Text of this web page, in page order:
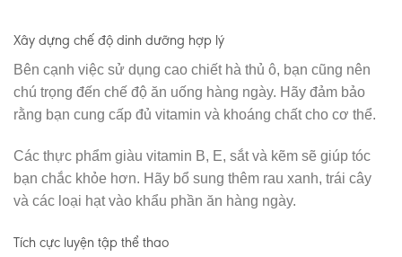
Xây dựng chế độ dinh dưỡng hợp lý
Bên cạnh việc sử dụng cao chiết hà thủ ô, bạn cũng nên
chú trọng đến chế độ ăn uống hàng ngày. Hãy đảm bảo
rằng bạn cung cấp đủ vitamin và khoáng chất cho cơ thể.
Các thực phẩm giàu vitamin B, E, sắt và kẽm sẽ giúp tóc
bạn chắc khỏe hơn. Hãy bổ sung thêm rau xanh, trái cây
và các loại hạt vào khẩu phần ăn hàng ngày.
Tích cực luyện tập thể thao